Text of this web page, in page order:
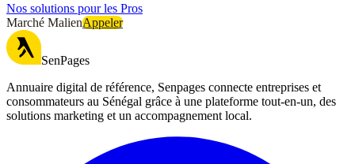
Nos solutions pour les Pros
Marché MalienAppeler
SenPages
Annuaire digital de référence, Senpages connecte entreprises et
consommateurs au Sénégal grâce à une plateforme tout-en-un, des
solutions marketing et un accompagnement local.